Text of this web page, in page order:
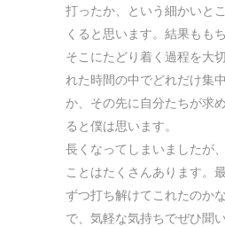
打ったか、という細かいと
くると思います。結果もも
そこにたどり着く過程を大
れた時間の中でどれだけ集
か、その先に自分たちが求
ると僕は思います。
長くなってしまいましたが
ことはたくさんあります。
ずつ打ち解けてこれたのか
で、気軽な気持ちでぜひ聞